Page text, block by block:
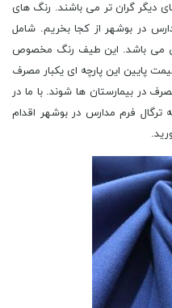
دیگر گران تر می باشند. رنگ های
در بوشهر از کجا بخریم. شامل
می باشد. این طیف رنگ مخصوص
پایین این پارچه ای یکبار مصرف
در بیمارستان ها شوند. با ما در
ترگال فرم مدارس در بوشهر اقدام